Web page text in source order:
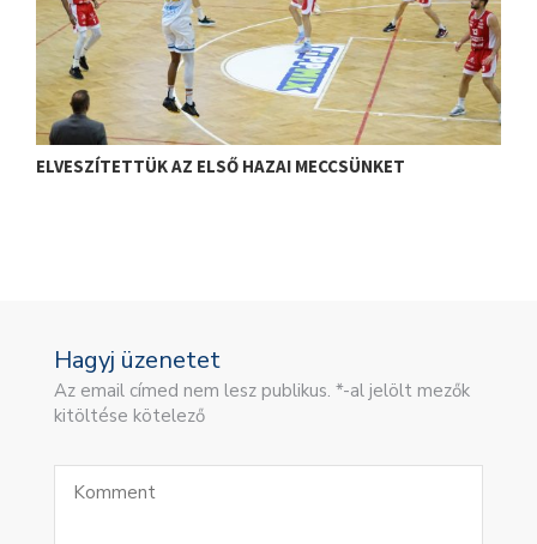
ELVESZÍTETTÜK AZ ELSŐ HAZAI MECCSÜNKET
Hagyj üzenetet
Az email címed nem lesz publikus. *-al jelölt mezők
kitöltése kötelező